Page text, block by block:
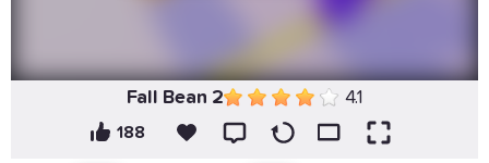
Fall Bean 2 4.1
188